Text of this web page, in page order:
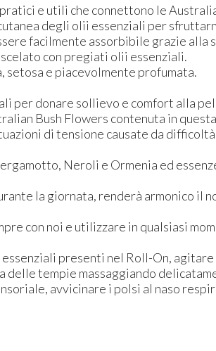
e utili che connettono le
degli olii essenziali per
facilmente assorbibile grazie
con pregiati olii essenziali.
setosa e piacevolmente profumata.
per donare sollievo e comfort alla
Bush Flowers contenuta in
di tensione causate da
Neroli e Ormenia ed
la giornata, renderà armonico il
con noi e utilizzare in qualsiasi
presenti nel Roll-On,
delle tempie massaggiando
avvicinare i polsi al naso